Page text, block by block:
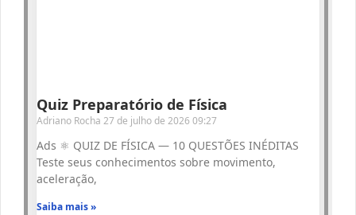
Quiz Preparatório de Física
Adriano Rocha 27 de julho de 2026 09:27
Ads ⚛️ QUIZ DE FÍSICA — 10 QUESTÕES INÉDITAS
Teste seus conhecimentos sobre movimento,
aceleração,
Saiba mais »